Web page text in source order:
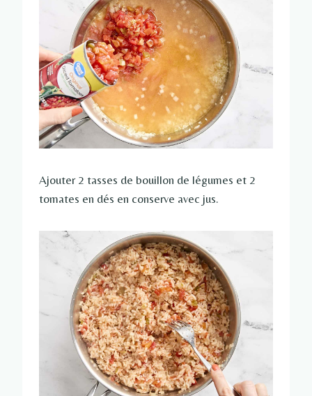
Ajouter 2 tasses de bouillon de légumes et 2
tomates en dés en conserve avec jus.